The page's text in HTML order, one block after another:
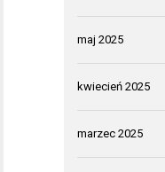
maj 2025
kwiecień 2025
marzec 2025